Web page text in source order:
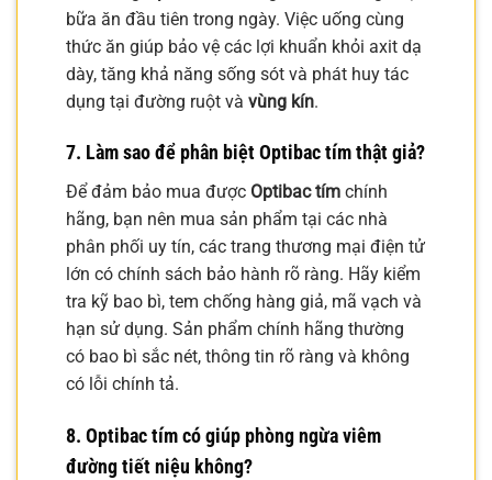
bữa ăn đầu tiên trong ngày. Việc uống cùng
thức ăn giúp bảo vệ các lợi khuẩn khỏi axit dạ
dày, tăng khả năng sống sót và phát huy tác
dụng tại đường ruột và vùng kín.
7. Làm sao để phân biệt Optibac tím thật giả?
Để đảm bảo mua được Optibac tím chính
hãng, bạn nên mua sản phẩm tại các nhà
phân phối uy tín, các trang thương mại điện tử
lớn có chính sách bảo hành rõ ràng. Hãy kiểm
tra kỹ bao bì, tem chống hàng giả, mã vạch và
hạn sử dụng. Sản phẩm chính hãng thường
có bao bì sắc nét, thông tin rõ ràng và không
có lỗi chính tả.
8. Optibac tím có giúp phòng ngừa viêm
đường tiết niệu không?